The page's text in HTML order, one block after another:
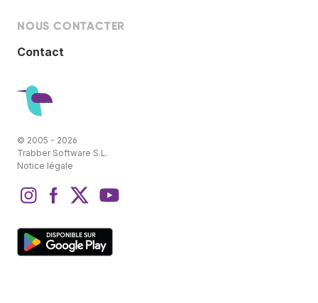
NOUS CONTACTER
Contact
© 2005 - 2026
Trabber Software S.L.
Notice légale